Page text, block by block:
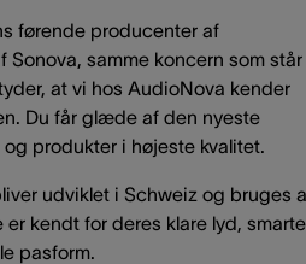
førende producenter af
Sonova, samme koncern som står
at vi hos AudioNova kender
Du får glæde af den nyeste
produkter i højeste kvalitet.
udviklet i Schweiz og bruges
er kendt for deres klare lyd, smarte
pasform.